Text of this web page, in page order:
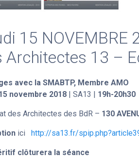
15 NOVEMBRE
Architectes 13 –
avec la SMABTP, Membre AMO
novembre 2018 | SA13 | 19h-20h30
des Architectes des BdR – 130
ici http://sa13.fr/
clôturera la séance